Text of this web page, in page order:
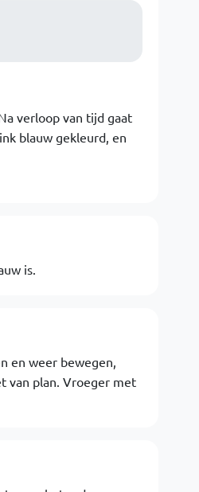
verloop van tijd gaat
blauw gekleurd, en
is.
en weer bewegen,
van plan. Vroeger met